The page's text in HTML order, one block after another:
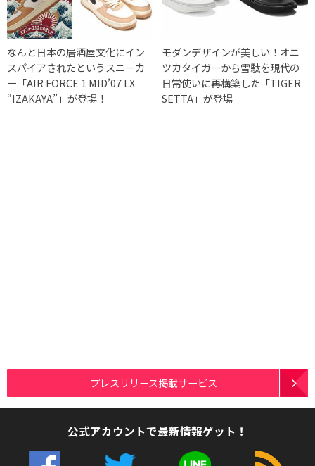
なんと日本の居酒屋文化にイン
スパイアされたというスニーカ
ー「AIR FORCE 1 MID’07 LX
“IZAKAYA”」が登場！
モダンデザインが美しい！オニ
ツカタイガーから雪駄を現代の
日常使いに再構築した「TIGER
SETTA」が登場
プレスリリース掲載サービス
公式アカウントで最新情報ゲット！